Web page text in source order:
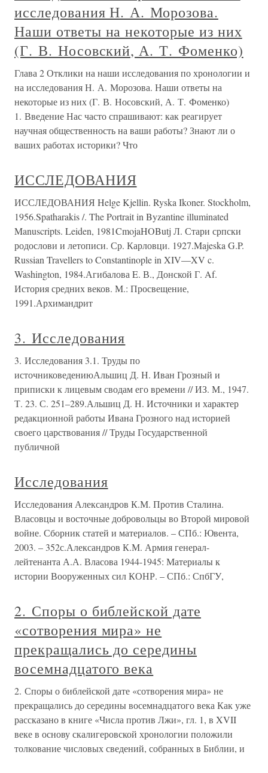
исследования Н. А. Морозова.
Наши ответы на некоторые из них
(Г. В. Носовский, А. Т. Фоменко)
Глава 2 Отклики на наши исследования по хронологии и
на исследования Н. А. Морозова. Наши ответы на
некоторые из них (Г. В. Носовский, А. Т. Фоменко)
1. Введение Нас часто спрашивают: как реагирует
научная общественность на ваши работы? Знают ли о
ваших работах историки? Что
ИССЛЕДОВАНИЯ
ИССЛЕДОВАНИЯ Helge Kjellin. Ryska Ikoner. Stockholm,
1956.Spatharakis /. The Portrait in Byzantine illuminated
Manuscripts. Leiden, 1981CmojaHOButj Л. Стари српски
родослови и летописи. Ср. Карловци. 1927.Majeska G.P.
Russian Travellers to Constantinople in XIV—XV c.
Washington, 1984.Агибалова E. В., Донской Г. Af.
История средних веков. М.: Просвещение,
1991.Архимандрит
3. Исследования
3. Исследования 3.1. Труды по
источниковедениюАльшиц Д. Н. Иван Грозный и
приписки к лицевым сводам его времени // ИЗ. М., 1947.
Т. 23. С. 251–289.Альшиц Д. Н. Источники и характер
редакционной работы Ивана Грозного над историей
своего царствования // Труды Государственной
публичной
Исследования
Исследования Александров К.М. Против Сталина.
Власовцы и восточные добровольцы во Второй мировой
войне. Сборник статей и материалов. – СПб.: Ювента,
2003. – 352с.Александров К.М. Армия генерал-
лейтенанта А.А. Власова 1944-1945: Материалы к
истории Вооруженных сил КОНР. – СПб.: СпбГУ,
2. Споры о библейской дате
«сотворения мира» не
прекращались до середины
восемнадцатого века
2. Споры о библейской дате «сотворения мира» не
прекращались до середины восемнадцатого века Как уже
рассказано в книге «Числа против Лжи», гл. 1, в XVII
веке в основу скалигеровской хронологии положили
толкование числовых сведений, собранных в Библии, и